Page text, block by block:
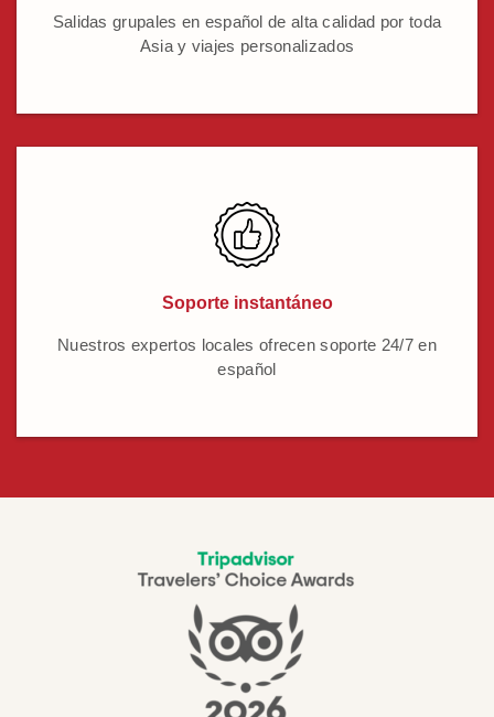
Salidas grupales en español de alta calidad por toda
Asia y viajes personalizados
Soporte instantáneo
Nuestros expertos locales ofrecen soporte 24/7 en
español